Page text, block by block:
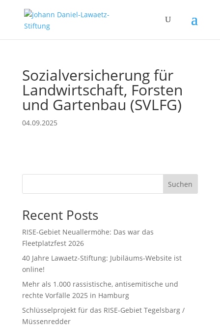
Sozialversicherung für
Landwirtschaft, Forsten
und Gartenbau (SVLFG)
04.09.2025
Suchen
Recent Posts
RISE-Gebiet Neuallermöhe: Das war das
Fleetplatzfest 2026
40 Jahre Lawaetz-Stiftung: Jubiläums-Website ist
online!
Mehr als 1.000 rassistische, antisemitische und
rechte Vorfälle 2025 in Hamburg
Schlüsselprojekt für das RISE-Gebiet Tegelsbarg /
Müssenredder